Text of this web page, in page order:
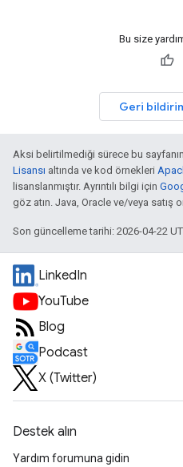
Bu size
Geri
Aksi belirtilmediği sürece bu
Lisansı altında ve kod örnekleri
lisanslanmıştır. Ayrıntılı bilgi için
göz atın. Java, Oracle ve/veya satış
Son güncelleme tarihi: 2026-04-22
LinkedIn
YouTube
Blog
Podcast
X (Twitter)
Destek alın
Yardım forumuna gidin